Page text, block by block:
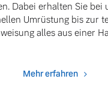
Dabei erhalten Sie bei
Umrüstung bis zur
alles aus einer
Mehr erfahren